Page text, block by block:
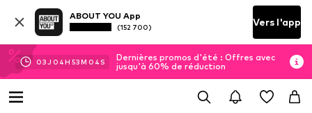
ABOUT YOU App
(152 700) Vers l'app
03J 04H 53M 02 S
Dernières promos d'été : Offres avec
jusqu'à 60% de réduction